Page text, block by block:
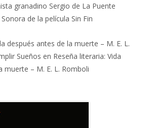
granadino Sergio de La Puente
de la película Sin Fin
después antes de la muerte – M. E. L.
Sueños en Reseña literaria: Vida
muerte – M. E. L. Romboli